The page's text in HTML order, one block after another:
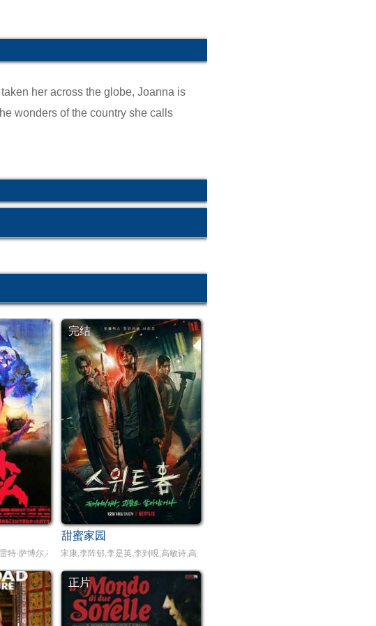
her across the globe, Joanna is
wonders of the country she calls
特·萨博尔,布达莉·沃乐拉浓,风昱希,Zana,Chalaya,zernjrern,Cookieyda,Bass,Kittipas
完结
甜蜜家园
宋康,李阵郁,李是英,李到晛,高敏诗,高允贞
正片